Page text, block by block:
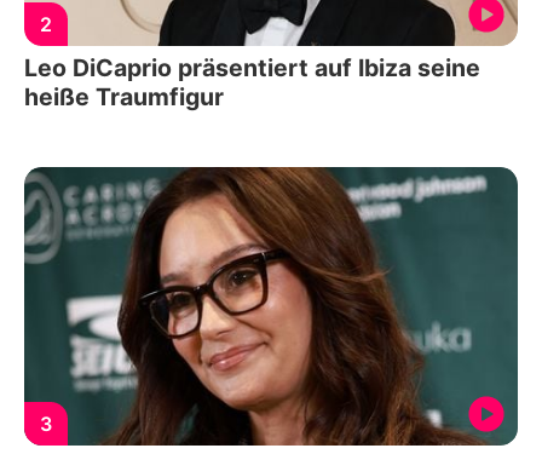
2
Leo DiCaprio präsentiert auf Ibiza seine
heiße Traumfigur
3